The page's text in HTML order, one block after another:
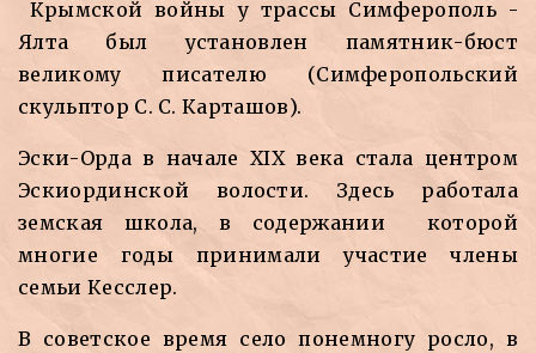
Крымской войны у трассы Симферополь -
Ялта был установлен памятник-бюст
великому писателю (Симферопольский
скульптор С. С. Карташов).
Эски-Орда в начале XIX века стала центром
Эскиординской волости. Здесь работала
земская школа, в содержании которой
многие годы принимали участие члены
семьи Кесслер.
В советское время село понемногу росло, в